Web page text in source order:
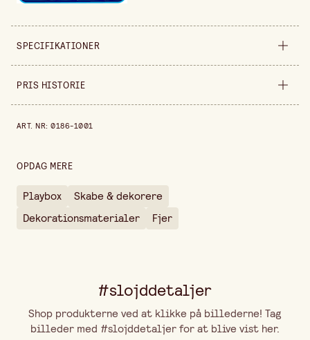
SPECIFIKATIONER
Sælges ind pakning
Farvevariant
PRIS HISTORIE
ART. NR:0186-1001
OPDAG MERE
Playbox
Skabe & dekorere
Dekorationsmaterialer
Fjer
#slojddetaljer
Shop produkterne ved at klikke på billederne! Tag
billeder med #slojddetaljer for at blive vist her.